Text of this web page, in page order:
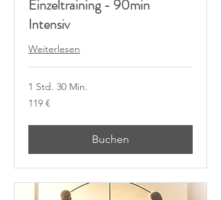
Einzeltraining - 90min
Intensiv
Weiterlesen
1 Std. 30 Min.
119
Euro
119 €
Buchen